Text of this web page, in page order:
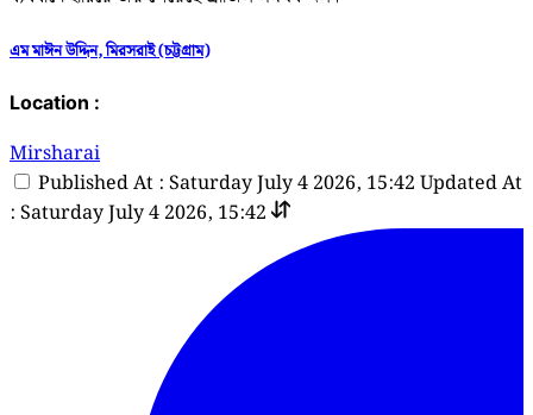
এম মাঈন উদ্দিন, মিরসরাই (চট্টগ্রাম)
Location :
Mirsharai
Published At : Saturday July 4 2026, 15:42 Updated At
: Saturday July 4 2026, 15:42